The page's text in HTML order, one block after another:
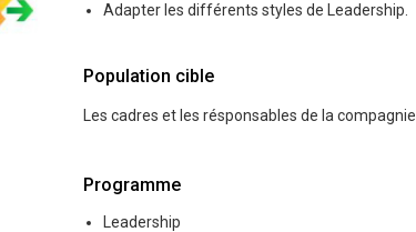
Adapter les différents styles de Leadership.
Population cible
Les cadres et les résponsables de la compagnie.
Programme
Leadership